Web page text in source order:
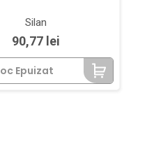
Silan
Pret
90,77 lei
Epuizat